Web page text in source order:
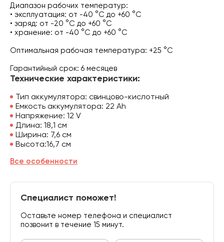
Диапазон рабочих температур:
• эксплуатация: от -40 °C до +60 °C
• заряд: от -20 °C до +60 °C
• хранение: от -40 °C до +60 °C
Оптимальная рабочая температура: +25 °C
Гарантийный срок: 6 месяцев
Технические характеристики:
Тип аккумулятора: свинцово-кислотный
Емкость аккумулятора: 22 Аh
Напряжение: 12 V
Длина: 18,1 см
Ширина: 7,6 см
Высота:16,7 см
Все особенности
Специалист поможет!
Оставьте номер телефона и специалист
позвонит в течение 15 минут.